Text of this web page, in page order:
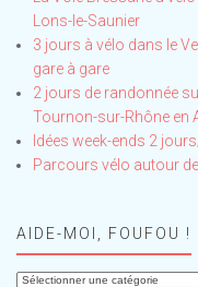
Lons-le-Saunier
3 jours à vélo dans le
gare à gare
2 jours de randonnée
Tournon-sur-Rhône en
Idées week-ends 2
Parcours vélo autour
AIDE-MOI, FOUFOU !
Aide-